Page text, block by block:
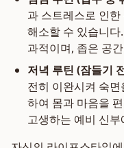
과 스트레스로 인
해소할 수 있습니
과적이며, 좁은 공
저녁 루틴 (잠들기
전히 이완시켜 숙
하여 몸과 마음을
고생하는 예비 신